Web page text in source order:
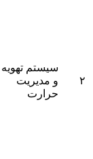
۲
سیستم تهویه
و مدیریت
حرارت